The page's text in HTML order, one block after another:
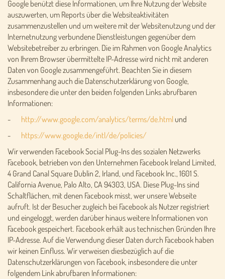
Google benützt diese Informationen, um Ihre Nutzung der Website
auszuwerten, um Reports über die Websiteaktivitäten
zusammenzustellen und um weitere mit der Websitenutzung und der
Internetnutzung verbundene Dienstleistungen gegenüber dem
Websitebetreiber zu erbringen. Die im Rahmen von Google Analytics
von Ihrem Browser übermittelte IP-Adresse wird nicht mit anderen
Daten von Google zusammengeführt. Beachten Sie in diesem
Zusammenhang auch die Datenschutzerklärung von Google,
insbesondere die unter den beiden folgenden Links abrufbaren
Informationen:
- http://www.google.com/analytics/terms/de.html und
- https://www.google.de/intl/de/policies/
Wir verwenden Facebook Social Plug-Ins des sozialen Netzwerks
Facebook, betrieben von den Unternehmen Facebook Ireland Limited,
4 Grand Canal Square Dublin 2, Irland, und Facebook Inc., 1601 S.
California Avenue, Palo Alto, CA 94303, USA. Diese Plug-Ins sind
Schaltflächen, mit denen Facebook misst, wer unsere Webseite
aufruft. Ist der Besucher zugleich bei Facebook als Nutzer registriert
und eingeloggt, werden darüber hinaus weitere Informationen von
Facebook gespeichert. Facebook erhält aus technischen Gründen Ihre
IP-Adresse. Auf die Verwendung dieser Daten durch Facebook haben
wir keinen Einfluss. Wir verweisen diesbezüglich auf die
Datenschutzerklärungen von Facebook, insbesondere die unter
folgendem Link abrufbaren Informationen: